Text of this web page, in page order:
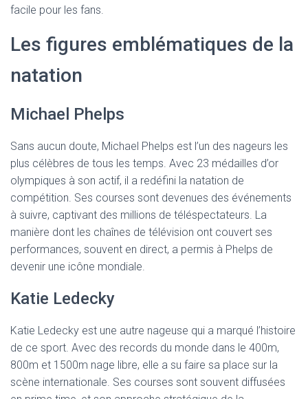
facile pour les fans.
Les figures emblématiques de la
natation
Michael Phelps
Sans aucun doute, Michael Phelps est l’un des nageurs les
plus célèbres de tous les temps. Avec 23 médailles d’or
olympiques à son actif, il a redéfini la natation de
compétition. Ses courses sont devenues des événements
à suivre, captivant des millions de téléspectateurs. La
manière dont les chaînes de télévision ont couvert ses
performances, souvent en direct, a permis à Phelps de
devenir une icône mondiale.
Katie Ledecky
Katie Ledecky est une autre nageuse qui a marqué l’histoire
de ce sport. Avec des records du monde dans le 400m,
800m et 1500m nage libre, elle a su faire sa place sur la
scène internationale. Ses courses sont souvent diffusées